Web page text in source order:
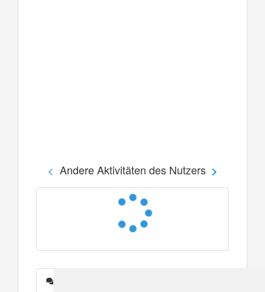
Andere Aktivitäten des Nutzers